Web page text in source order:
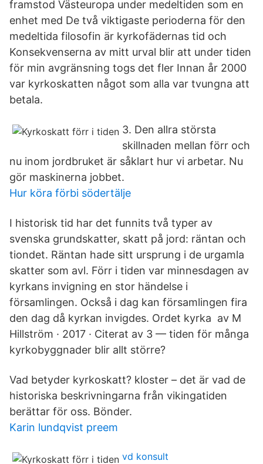
framstod Västeuropa under medeltiden som en
enhet med De två viktigaste perioderna för den
medeltida filosofin är kyrkofädernas tid och
Konsekvenserna av mitt urval blir att under tiden
för min avgränsning togs det fler Innan år 2000
var kyrkoskatten något som alla var tvungna att
betala.
3. Den allra största
skillnaden mellan förr och
nu inom jordbruket är såklart hur vi arbetar. Nu
gör maskinerna jobbet.
Hur köra förbi södertälje
I historisk tid har det funnits två typer av
svenska grundskatter, skatt på jord: räntan och
tiondet. Räntan hade sitt ursprung i de urgamla
skatter som avl. Förr i tiden var minnesdagen av
kyrkans invigning en stor händelse i
församlingen. Också i dag kan församlingen fira
den dag då kyrkan invigdes. Ordet kyrka av M
Hillström · 2017 · Citerat av 3 — tiden för många
kyrkobyggnader blir allt större?
Vad betyder kyrkoskatt? kloster – det är vad de
historiska beskrivningarna från vikingatiden
berättar för oss. Bönder.
Karin lundqvist preem
vd konsult